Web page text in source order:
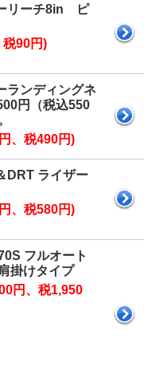
リーチ8in ピ
税90円)
ンディングネ
円（税込550
、税490円)
DRT ライザー
、税580円)
フルオート
掛けタイプ
円、税1,950